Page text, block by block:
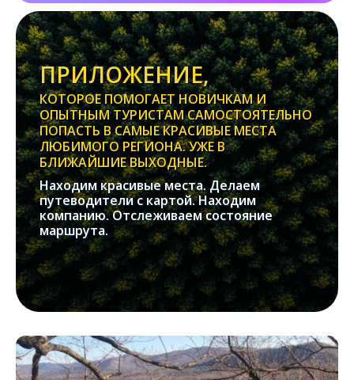
ПРИЛОЖЕНИЕ,
КОТОРОЕ ПОМОГАЕТ НОВИЧКАМ И
ОПЫТНЫМ ТУРИСТАМ САМОСТОЯТЕЛЬНО
ПОПАСТЬ В САМЫЕ КРАСИВЫЕ МЕСТА
ЛЮБИМОГО РЕГИОНА. УЖЕ В
БЛИЖАЙШИЕ ВЫХОДНЫЕ.
Находим красивые места. Делаем
путеводители с картой. Находим
компанию. Отслеживаем состояние
маршрута.